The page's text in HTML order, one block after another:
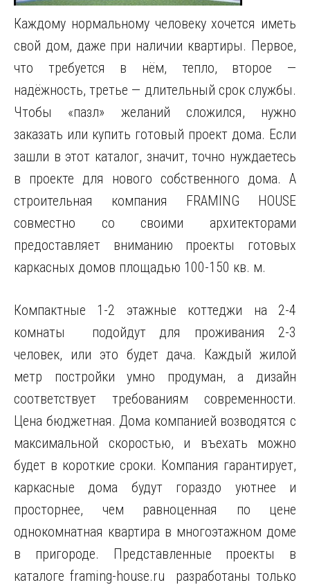
Каждому нормальному человеку хочется иметь
свой дом, даже при наличии квартиры. Первое,
что требуется в нём, тепло, второе —
надёжность, третье — длительный срок службы.
Чтобы «пазл» желаний сложился, нужно
заказать или купить готовый проект дома. Если
зашли в этот каталог, значит, точно нуждаетесь
в проекте для нового собственного дома. А
строительная компания FRAMING HOUSE
совместно со своими архитекторами
предоставляет вниманию проекты готовых
каркасных домов площадью 100-150 кв. м.
Компактные 1-2 этажные коттеджи на 2-4
комнаты подойдут для проживания 2-3
человек, или это будет дача. Каждый жилой
метр постройки умно продуман, а дизайн
соответствует требованиям современности.
Цена бюджетная. Дома компанией возводятся с
максимальной скоростью, и въехать можно
будет в короткие сроки. Компания гарантирует,
каркасные дома будут гораздо уютнее и
просторнее, чем равноценная по цене
однокомнатная квартира в многоэтажном доме
в пригороде. Представленные проекты в
каталоге framing-house.ru разработаны только